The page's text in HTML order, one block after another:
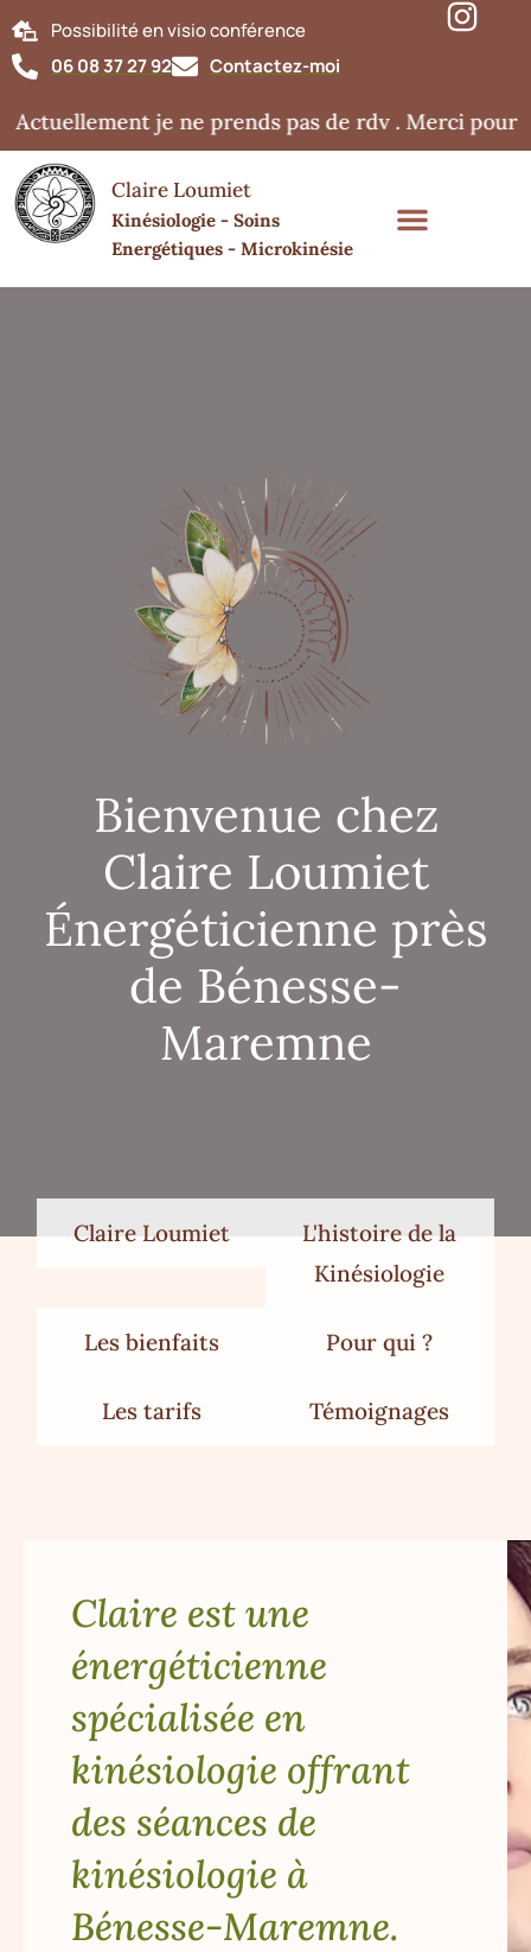
Possibilité en visio conférence
06 08 37 27 92
Contactez-moi
je ne prends pas de rdv . Merci pour
Claire Loumiet
Kinésiologie - Soins
Energétiques - Microkinésie
Bienvenue chez
Claire Loumiet
Énergéticienne près
de Bénesse-
Maremne
Claire Loumiet
L'histoire de la
Kinésiologie
Les bienfaits Pour qui ?
Les tarifs Témoignages
Claire est une
énergéticienne
spécialisée en
kinésiologie offrant
des séances de
kinésiologie à
Bénesse-Maremne.